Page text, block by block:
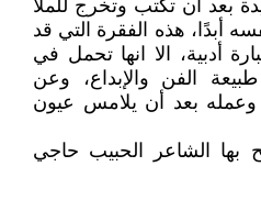
بعد ان تكتب وتخرج للملأ
أبدًا، هذه الفقرة التي قد
أدبية، الا انها تحمل في
الفن والإبداع، وعن
وعمله بعد أن يلامس عيون
بها الشاعر الحبيب حاجي